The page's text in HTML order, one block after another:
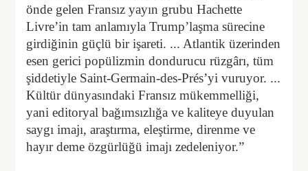
önde gelen Fransız yayın grubu Hachette
Livre’in tam anlamıyla Trump’laşma sürecine
girdiğinin güçlü bir işareti. ... Atlantik üzerinden
esen gerici popülizmin dondurucu rüzgârı, tüm
şiddetiyle Saint-Germain-des-Prés’yi vuruyor. ...
Kültür dünyasındaki Fransız mükemmelliği,
yani editoryal bağımsızlığa ve kaliteye duyulan
saygı imajı, araştırma, eleştirme, direnme ve
hayır deme özgürlüğü imajı zedeleniyor.”